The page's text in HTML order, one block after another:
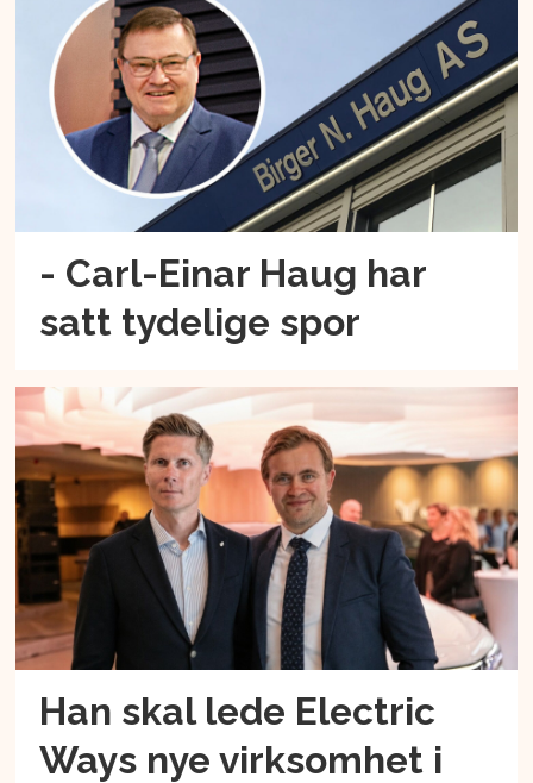
- Carl-Einar Haug har
satt tydelige spor
Han skal lede Electric
Ways nye virksomhet i